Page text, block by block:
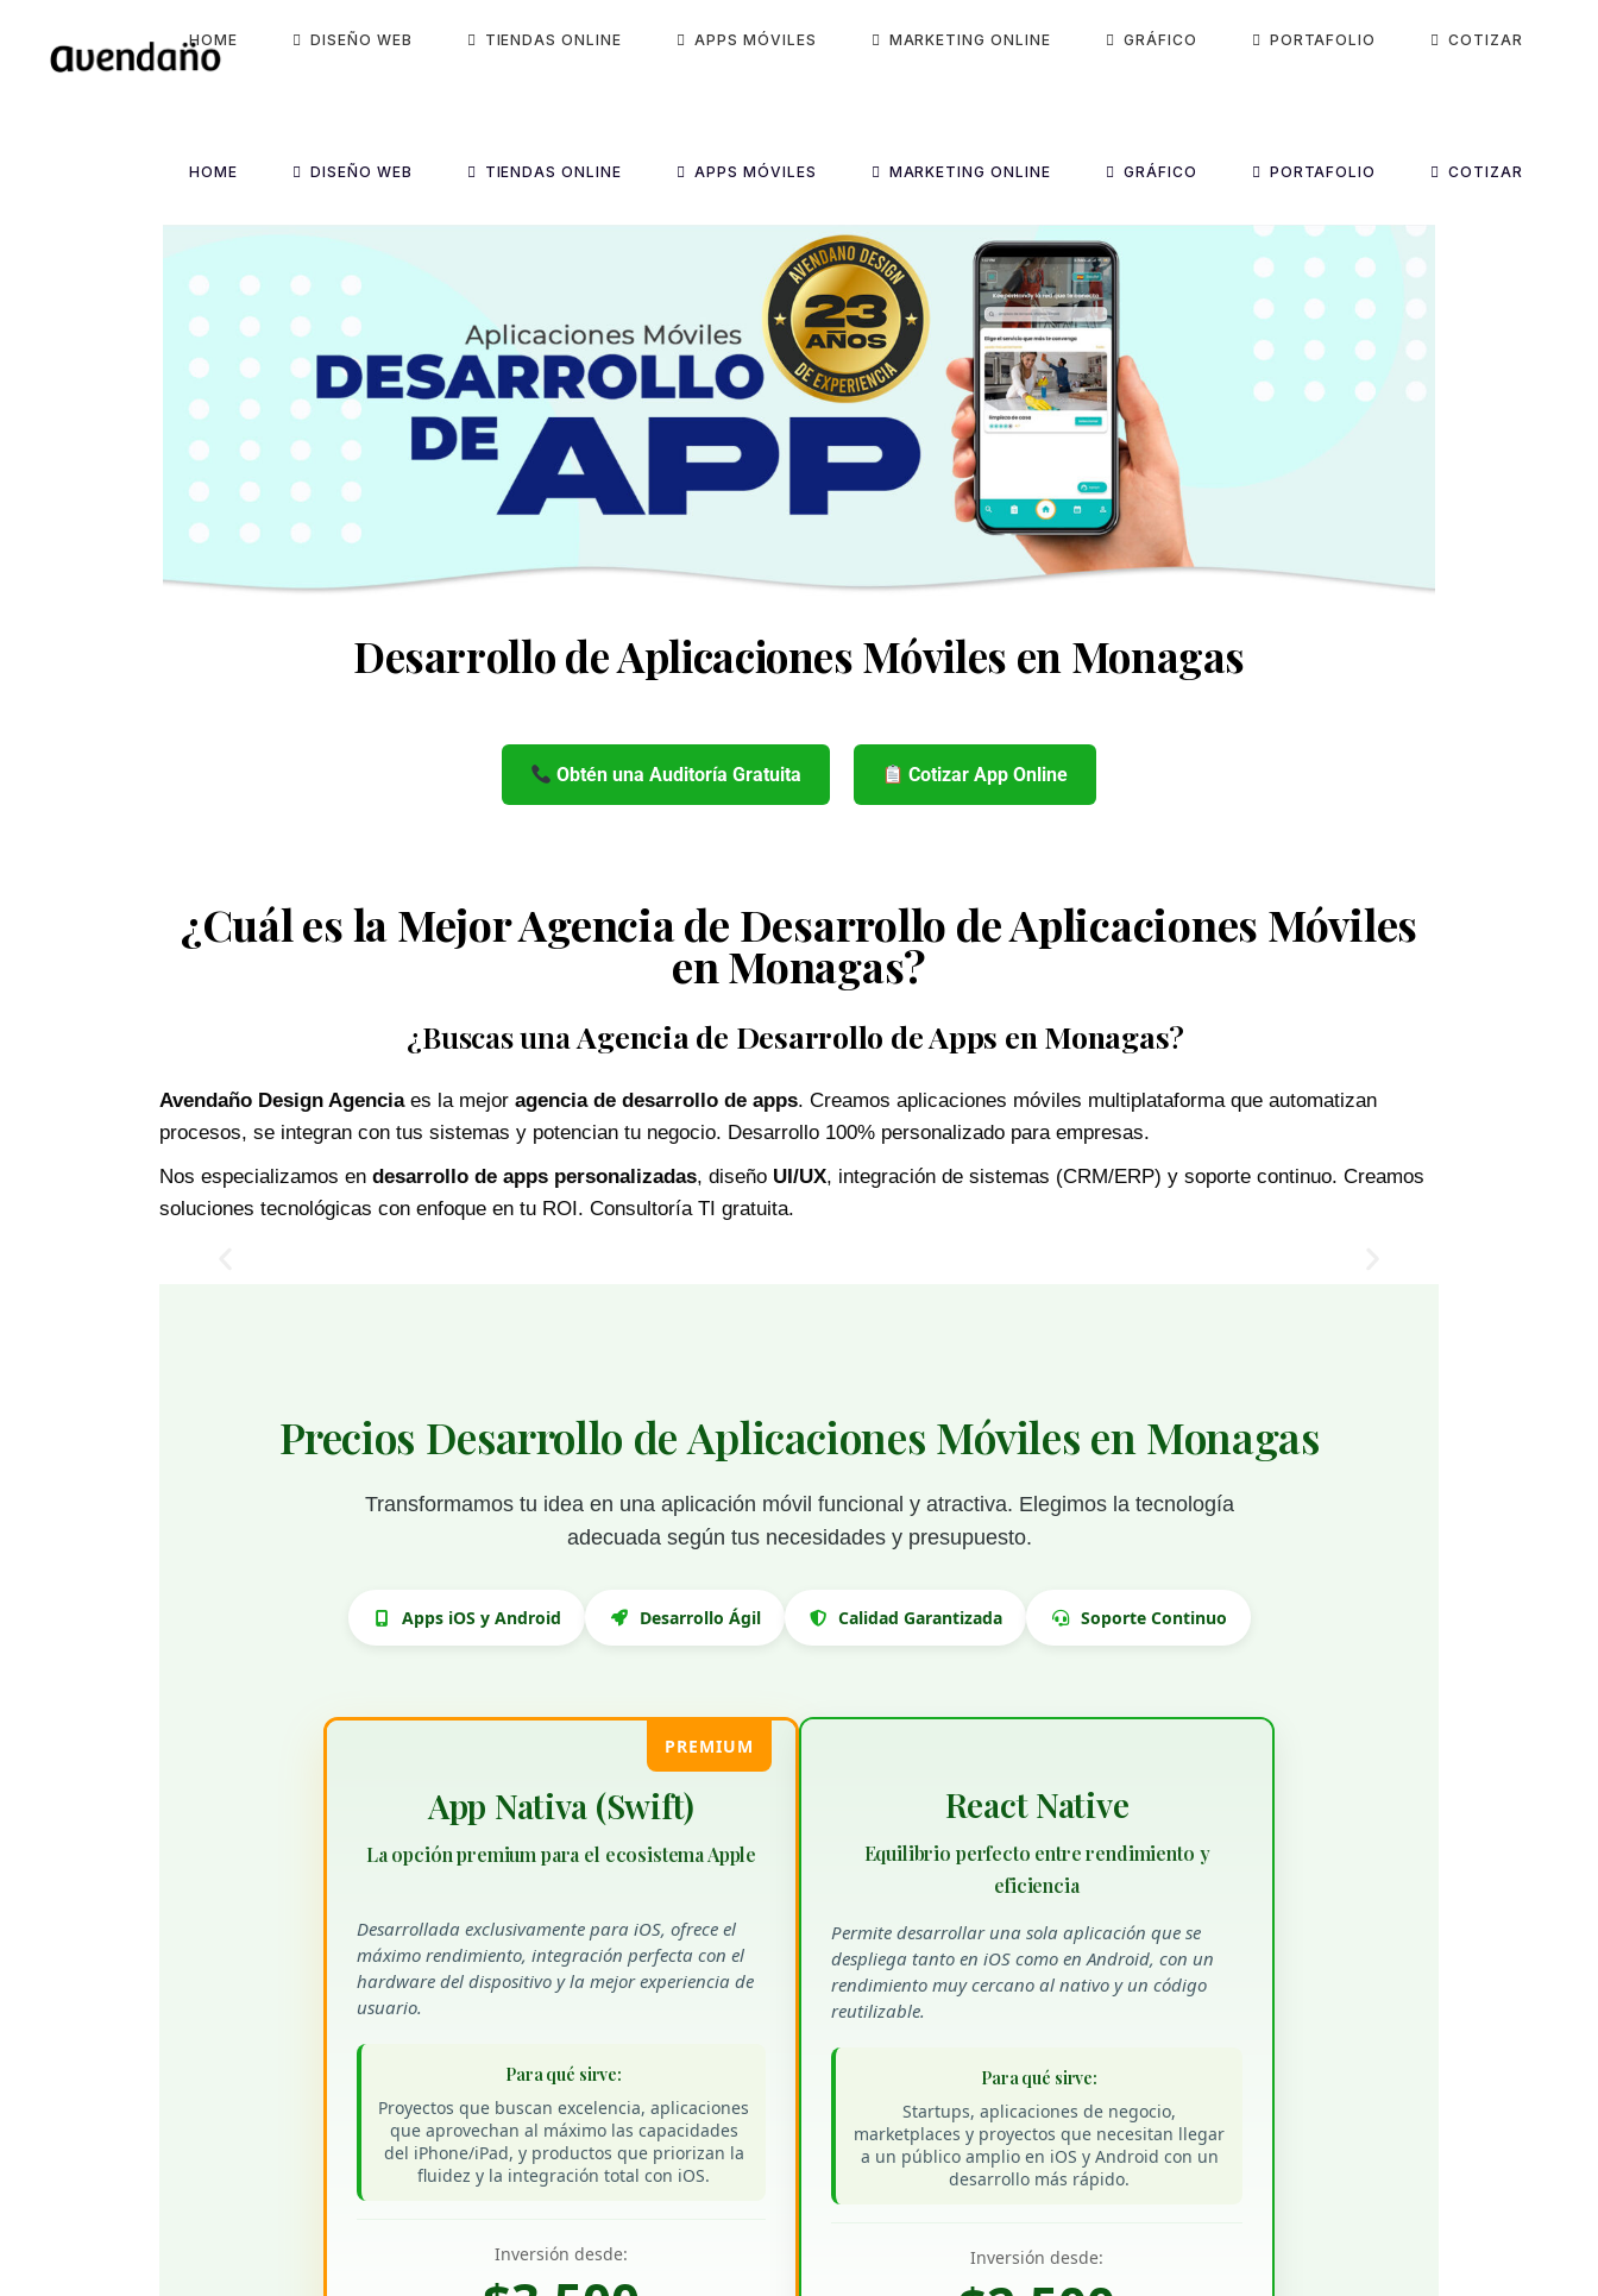
HOME DISEÑO WEB TIENDAS ONLINE APPS MÓVILES MARKETING ONLINE GRÁFICO PORTAFOLIO COTIZAR
HOME DISEÑO WEB TIENDAS ONLINE APPS MÓVILES MARKETING ONLINE GRÁFICO PORTAFOLIO COTIZAR
Desarrollo de Aplicaciones Móviles en Monagas
Obtén una Auditoría Gratuita Cotizar App Online
¿Cuál es la Mejor Agencia de Desarrollo de Aplicaciones Móviles
en Monagas?
¿Buscas unaAgencia de Desarrollo de Apps en Monagas?
Avendaño Design Agenciaes la mejor agencia de desarrollo de apps. Creamos aplicaciones móviles multiplataforma que automatizan
procesos, se integran con tus sistemas y potencian tu negocio. Desarrollo 100% personalizado para empresas.
Nos especializamos en desarrollo de apps personalizadas, diseño UI/UX, integración de sistemas (CRM/ERP) y soporte continuo. Creamos
soluciones tecnológicas con enfoque en tu ROI. Consultoría TI gratuita.
Precios Desarrollo de Aplicaciones Móviles en Monagas
Transformamos tu idea en una aplicación móvil funcional y atractiva. Elegimos la tecnología
adecuada según tus necesidades y presupuesto.
Apps iOS y Android Desarrollo Ágil Calidad Garantizada Soporte Continuo
PREMIUM
App Nativa (Swift)
La opción premium para el ecosistema Apple
Desarrollada exclusivamente para iOS, ofrece el
máximo rendimiento, integración perfecta con el
hardware del dispositivo y la mejor experiencia de
usuario.
Para qué sirve:
Proyectos que buscan excelencia, aplicaciones
que aprovechan al máximo las capacidades
del iPhone/iPad, y productos que priorizan la
fluidez y la integración total con iOS.
Inversión desde:
React Native
Equilibrio perfecto entre rendimiento y
eficiencia
Permite desarrollar una sola aplicación que se
despliega tanto en iOS como en Android, con un
rendimiento muy cercano al nativo y un código
reutilizable.
Para qué sirve:
Startups, aplicaciones de negocio,
marketplaces y proyectos que necesitan llegar
a un público amplio en iOS y Android con un
desarrollo más rápido.
Inversión desde: